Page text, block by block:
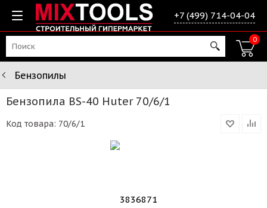
+7 (499) 714-04-04
0
Бензопилы
Бензопила BS-40 Huter 70/6/1
Код товара: 70/6/1